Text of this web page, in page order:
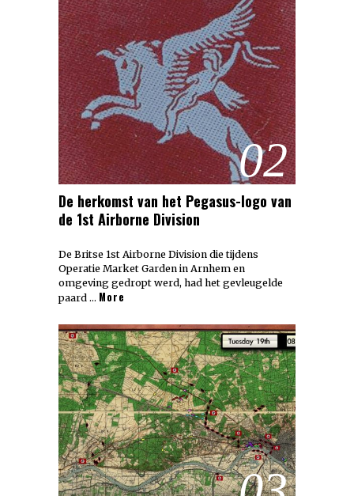
02
De herkomst van het Pegasus-logo van
de 1st Airborne Division
De Britse 1st Airborne Division die tijdens
Operatie Market Garden in Arnhem en
omgeving gedropt werd, had het gevleugelde
paard … More